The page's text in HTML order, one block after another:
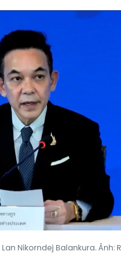
Nikorndej Balankura. Ảnh: